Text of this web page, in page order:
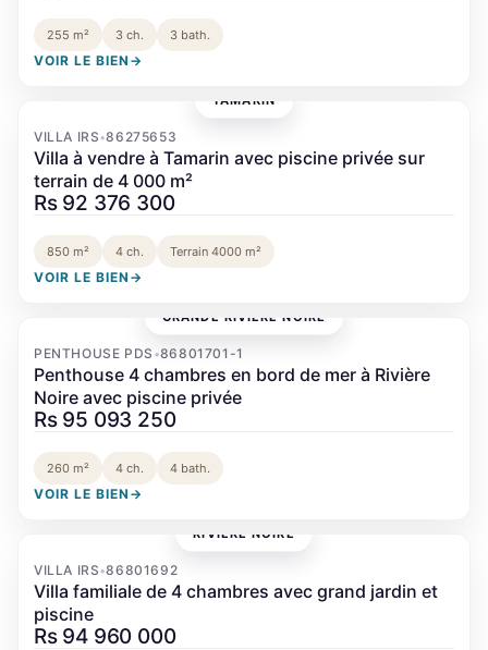
255 m² 3 ch. 3 bath.
VOIR LE BIEN →
TAMARIN
VILLA IRS•86275653
Villa à vendre à Tamarin avec piscine privée sur
terrain de 4 000 m²
Rs 92 376 300
850 m² 4 ch. Terrain 4000 m²
VOIR LE BIEN →
GRANDE RIVIÈRE NOIRE
PENTHOUSE PDS •86801701-1
Penthouse 4 chambres en bord de mer à Rivière
Noire avec piscine privée
Rs 95 093 250
260 m² 4 ch. 4 bath.
VOIR LE BIEN →
RIVIÈRE NOIRE
VILLA IRS•86801692
Villa familiale de 4 chambres avec grand jardin et
piscine
Rs 94 960 000